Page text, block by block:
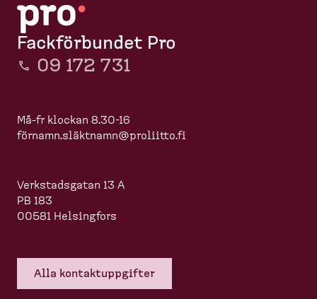
Fackförbundet Pro
09 172 731
Må-fr klockan 8.30-16
förnamn.släktnamn@proliitto.fi
Verkstadsgatan 13 A
PB 183
00581 Helsingfors
Alla kontakt­upp­gifter